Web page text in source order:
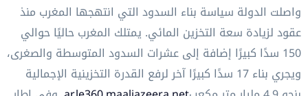
واصلت الدولة سياسة بناء السدود التي انتهجها المغرب منذ
عقود لزيادة سعة التخزين المائي. يمتلك المغرب حاليًا حوالي
150 سدًا كبيرًا إضافة إلى عشرات السدود المتوسطة والصغرى،
ويجري بناء 17 سدًا كبيرًا آخر لرفع القدرة التخزينية الإجمالية